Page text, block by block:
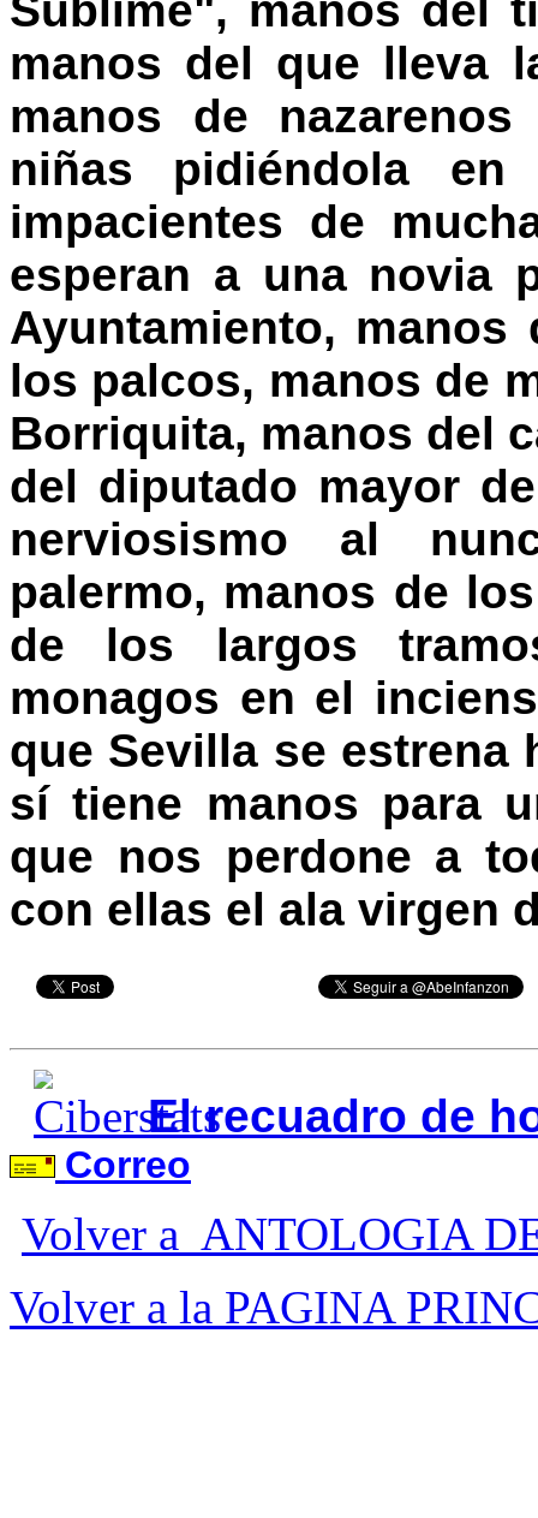
Sublime", manos del
manos del que lleva
manos de
niñas pidiéndola
impacientes de
esperan a una novia
Ayuntamiento,
los palcos, manos de
Borriquita, manos del
del diputado mayor
nerviosismo al
palermo, manos de
de los largos
monagos en el
que Sevilla se estrena
sí tiene manos para
que nos perdone a
con ellas el ala virgen
El recuadro de
Correo
Volver a ANTOLOGIA
Volver a la PAGINA